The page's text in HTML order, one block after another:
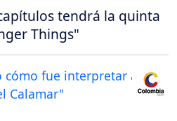
tendrá la quinta
Things"